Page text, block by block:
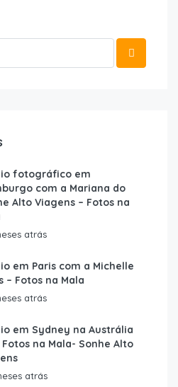
fotográfico em
com a Mariana do
Alto Viagens – Fotos na
atrás
em Paris com a Michelle
– Fotos na Mala
atrás
em Sydney na Austrália
na Mala- Sonhe Alto
atrás